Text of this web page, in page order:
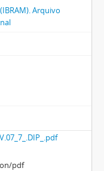
Arquivo
pdf